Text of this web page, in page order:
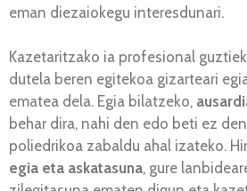
eman diezaiokegu interesdunari.
Kazetaritzako ia profesional
dutela beren egitekoa gizarteari
ematea dela. Egia bilatzeko,
behar dira, nahi den edo beti ez
poliedrikoa zabaldu ahal izateko.
egia eta askatasuna, gure